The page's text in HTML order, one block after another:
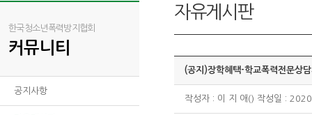
한국청소년폭력방지협회
커뮤니티
공지사항
자유게시판
(공지)장학혜택-학교폭력전문상
작성자 : 이 지 애() 작성일 :